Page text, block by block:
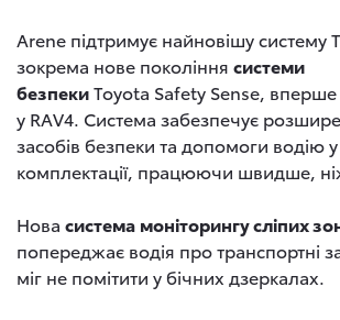
Arene підтримує найновішу систему
зокрема нове покоління системи
безпекиToyota Safety Sense, вперше
у RAV4. Система забезпечує
засобів безпеки та допомоги водію у
комплектації, працюючи швидше,
Нова система моніторингу сліпих
попереджає водія про транспортні
міг не помітити у бічних дзеркалах.